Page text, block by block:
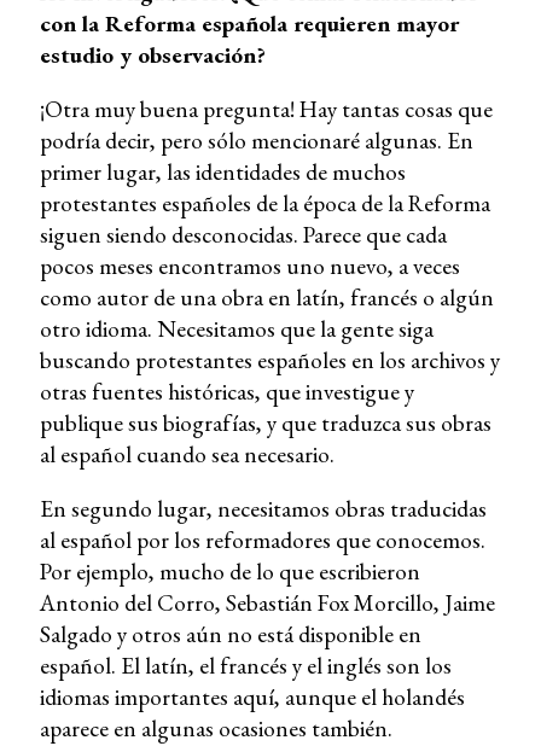
con la Reforma española requieren mayor
estudio y observación?
¡Otra muy buena pregunta! Hay tantas cosas que
podría decir, pero sólo mencionaré algunas. En
primer lugar, las identidades de muchos
protestantes españoles de la época de la Reforma
siguen siendo desconocidas. Parece que cada
pocos meses encontramos uno nuevo, a veces
como autor de una obra en latín, francés o algún
otro idioma. Necesitamos que la gente siga
buscando protestantes españoles en los archivos y
otras fuentes históricas, que investigue y
publique sus biografías, y que traduzca sus obras
al español cuando sea necesario.
En segundo lugar, necesitamos obras traducidas
al español por los reformadores que conocemos.
Por ejemplo, mucho de lo que escribieron
Antonio del Corro, Sebastián Fox Morcillo, Jaime
Salgado y otros aún no está disponible en
español. El latín, el francés y el inglés son los
idiomas importantes aquí, aunque el holandés
aparece en algunas ocasiones también.